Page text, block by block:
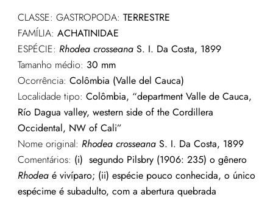
CLASSE: GASTROPODA: TERRESTRE
FAMÍLIA: ACHATINIDAE
ESPÉCIE: Rhodea crosseanaS. I. Da Costa, 1899
Tamanho médio: 30 mm
Ocorrência: Colômbia (Valle del Cauca)
Localidade tipo: Colômbia, “department Valle de Cauca,
Río Dagua valley, western side of the Cordillera
Occidental, NW of Cali”
Nome original: Rhodea crosseanaS. I. Da Costa, 1899
Comentários: (i) segundo Pilsbry (1906: 235) o gênero
Rhodeaé vivíparo; (ii) espécie pouco conhecida, o único
espécime é subadulto, com a abertura quebrada